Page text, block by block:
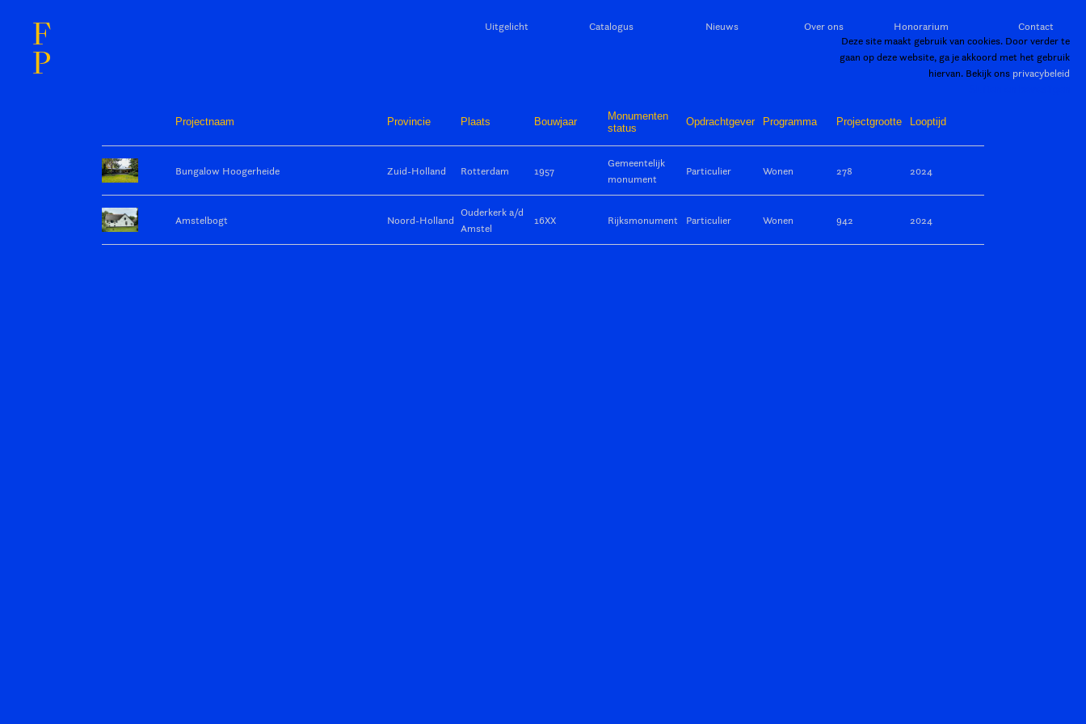
Deze site maakt gebruik van cookies. Door verder te
gaan op deze website, ga je akkoord met het gebruik
hiervan. Bekijk ons privacybeleid
F
P
Uitgelicht Catalogus Nieuws Over ons Honorarium Contact
Projectnaam Provincie Plaats Bouwjaar
Monumenten
status
Opdrachtgever Programma Projectgrootte Looptijd
Bungalow Hoogerheide Zuid-Holland Rotterdam 1957
Gemeentelijk
monument
Particulier Wonen 278 2024
Amstelbogt Noord-Holland
Ouderkerk a/d
Amstel
16XX Rijksmonument Particulier Wonen 942 2024